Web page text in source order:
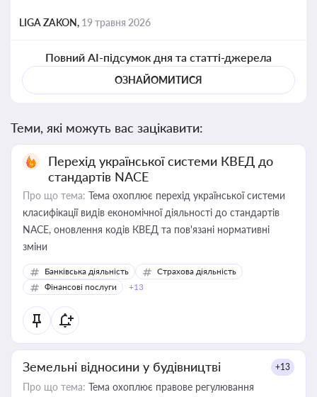
LIGA ZAKON, 19 травня 2026
Повний AI-підсумок дня та статті-джерела
ОЗНАЙОМИТИСЯ
Теми, які можуть вас зацікавити:
Перехід української системи КВЕД до
стандартів NACE
Про що тема: Тема охоплює перехід української системи
класифікації видів економічної діяльності до стандартів
NACE, оновлення кодів КВЕД та пов'язані нормативні
зміни
Банківська діяльність
Страхова діяльність
Фінансові послуги
+13
Земельні відносини у будівництві +13
Про що тема: Тема охоплює правове регулювання